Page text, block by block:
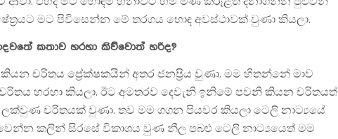
මට පිවිසෙන්න මේ තරගය හොඳ අවස්ථාවක් වුණා කියලා.
කතාව හරහා කිව්වොත් හරිද?
චරිතය ප්‍රේක්ෂකයින් අතර ජනප්‍රිය වුණා. මම හිතන්නේ මාව
හරහා කියලා. ඊට අමතරව දෙවැනි ඉනිමේ පවනි කියන චරිතයත්
චරිතයක් වුණා. තව මම ගගන පියවර කියලා ටෙලි නාට්‍යයේ
කලින් සිරසේ විකාශය වුණ නීල පබළු ටෙලි නාට්‍යයෙත් මම